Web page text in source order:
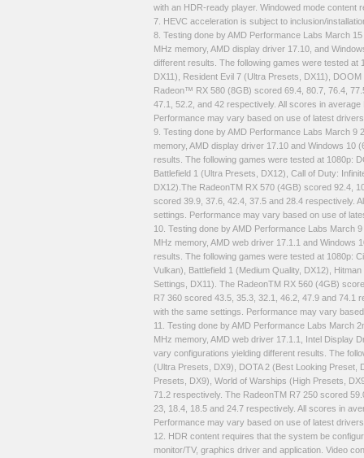
with an HDR-ready player. Windowed mode content
7. HEVC acceleration is subject to inclusion/
8. Testing done by AMD Performance Labs March
MHz memory, AMD display driver 17.10, and
different results. The following games were tested
DX11), Resident Evil 7 (Ultra Presets, DX11),
Radeon™ RX 580 (8GB) scored 69.4, 80.7, 76.4,
47.1, 52.2, and 42 respectively. All scores in
Performance may vary based on use of latest
9. Testing done by AMD Performance Labs March
memory, AMD display driver 17.10 and Windows 10
results. The following games were tested at 1080p:
Battlefield 1 (Ultra Presets, DX12), Call of Duty:
DX12).The RadeonTM RX 570 (4GB) scored 92.4,
scored 39.9, 37.6, 42.4, 37.5 and 28.4 respectively.
settings. Performance may vary based on use of
10. Testing done by AMD Performance Labs March
MHz memory, AMD web driver 17.1.1 and Windows
results. The following games were tested at 1080p:
Vulkan), Battlefield 1 (Medium Quality, DX12),
Settings, DX11). The RadeonTM RX 560 (4GB)
R7 360 scored 43.5, 35.3, 32.1, 46.2, 47.9 and 74.1
with the same settings. Performance may vary
11. Testing done by AMD Performance Labs March
MHz memory, AMD web driver 17.1.1, Intel Display
vary configurations yielding different results. The
(Ultra Presets, DX9), DOTA 2 (Best Looking
Presets, DX9), World of Warships (High Presets,
71.2 respectively. The RadeonTM R7 250 scored
23, 18.4, 18.5 and 24.7 respectively. All scores in
Performance may vary based on use of latest
12. HDR content requires that the system be
monitor/TV, graphics driver and application. Video